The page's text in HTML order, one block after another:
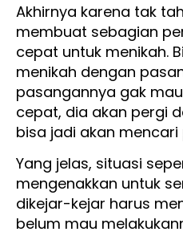
Akhirnya karena tak
membuat sebagian
cepat untuk menikah.
menikah dengan
pasangannya gak
cepat, dia akan pergi
bisa jadi akan
Yang jelas, situasi
mengenakkan untuk
dikejar-kejar harus
belum mau